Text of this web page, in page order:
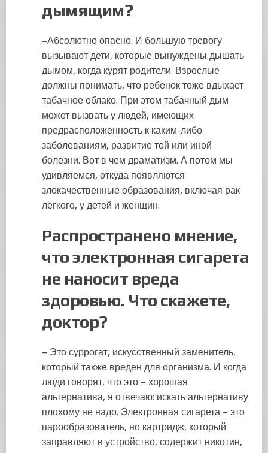
дымящим?
–Абсолютно опасно. И большую тревогу
вызывают дети, которые вынуждены дышать
дымом, когда курят родители. Взрослые
должны понимать, что ребенок тоже вдыхает
табачное облако. При этом табачный дым
может вызвать у людей, имеющих
предрасположенность к каким-либо
заболеваниям, развитие той или иной
болезни. Вот в чем драматизм. А потом мы
удивляемся, откуда появляются
злокачественные образования, включая рак
легкого, у детей и женщин.
Распространено мнение,
что электронная сигарета
не наносит вреда
здоровью. Что скажете,
доктор?
– Это суррогат, искусственный заменитель,
который также вреден для организма. И когда
люди говорят, что это – хорошая
альтернатива, я отвечаю: искать альтернативу
плохому не надо. Электронная сигарета – это
парообразователь, но картридж, который
заправляют в устройство, содержит никотин,